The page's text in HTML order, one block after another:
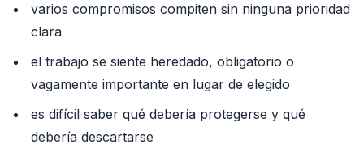
varios compromisos compiten sin ninguna prioridad
clara
el trabajo se siente heredado, obligatorio o
vagamente importante en lugar de elegido
es difícil saber qué debería protegerse y qué
debería descartarse